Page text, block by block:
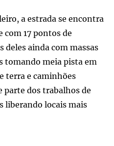
a estrada se encontra
com 17 pontos de
deles ainda com massas
tomando meia pista em
terra e caminhões
parte dos trabalhos de
liberando locais mais